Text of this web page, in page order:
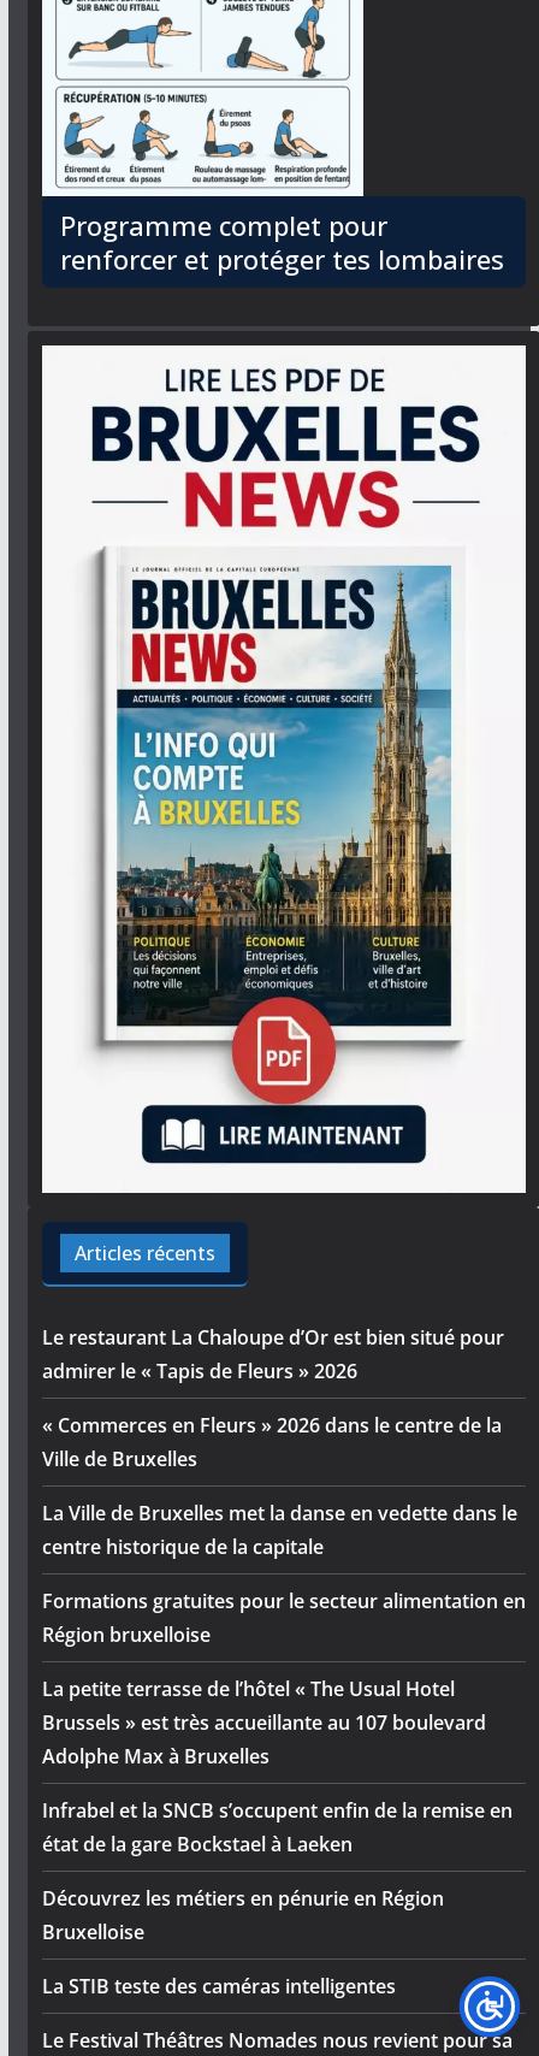
Programme complet pour
renforcer et protéger tes lombaires
Articles récents
Le restaurant La Chaloupe d’Or est bien situé pour
admirer le « Tapis de Fleurs » 2026
« Commerces en Fleurs » 2026 dans le centre de la
Ville de Bruxelles
La Ville de Bruxelles met la danse en vedette dans le
centre historique de la capitale
Formations gratuites pour le secteur alimentation en
Région bruxelloise
La petite terrasse de l’hôtel « The Usual Hotel
Brussels » est très accueillante au 107 boulevard
Adolphe Max à Bruxelles
Infrabel et la SNCB s’occupent enfin de la remise en
état de la gare Bockstael à Laeken
Découvrez les métiers en pénurie en Région
Bruxelloise
La STIB teste des caméras intelligentes
Le Festival Théâtres Nomades nous revient pour sa